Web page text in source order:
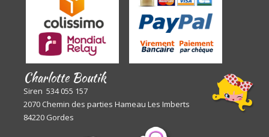
Charlotte Boutik
Siren 534 055 157
2070 Chemin des parties Hameau Les Imberts
84220 Gordes